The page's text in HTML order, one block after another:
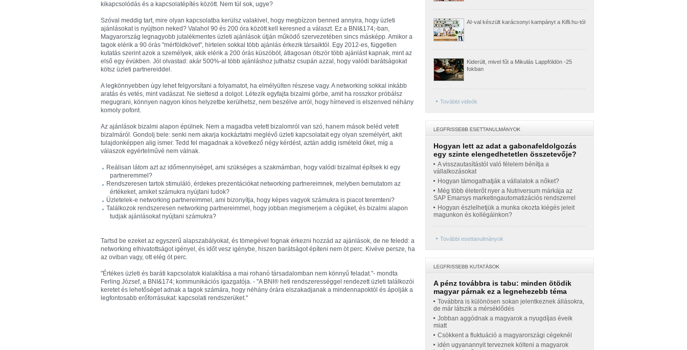
kikapcsolódás és a kapcsolatépítés között. Nem túl sok, ugye?
Szóval meddig tart, mire olyan kapcsolatba kerülsz valakivel, hogy megbízzon benned annyira, hogy üzleti
ajánlásokat is nyújtson neked? Valahol 90 és 200 óra között kell keresned a választ. Ez a BNI&174;-ban,
Magyarország legnagyobb jutalékmentes üzleti ajánlások útján működő szervezetében sincs másképp. Amikor a
tagok elérik a 90 órás "mérföldkövet", hirtelen sokkal több ajánlás érkezik társaiktól. Egy 2012-es, független
kutatás szerint azok a személyek, akik elérik a 200 órás küszöböt, átlagosan ötször több ajánlást kapnak, mint az
első egy évükben. Jól olvastad: akár 500%-al több ajánláshoz juthatsz csupán azzal, hogy valódi barátságokat
kötsz üzleti partnereiddel.
A legkönnyebben úgy lehet felgyorsítani a folyamatot, ha elmélyülten részese vagy. A networking sokkal inkább
aratás és vetés, mint vadászat. Ne siettesd a dolgot. Létezik egyfajta bizalmi görbe, amit ha rosszkor próbálsz
megugrani, könnyen nagyon kínos helyzetbe kerülhetsz, nem beszélve arról, hogy hírneved is elszenved néhány
komoly pofont.
Az ajánlások bizalmi alapon épülnek. Nem a magadba vetett bizalomról van szó, hanem mások beléd vetett
bizalmáról. Gondolj bele: senki nem akarja kockáztatni meglévő üzleti kapcsolatait egy olyan személyért, akit
tulajdonképpen alig ismer. Tedd fel magadnak a következő négy kérdést, aztán addig ismételd őket, míg a
válaszok egyértelművé nem válnak.
Reálisan látom azt az időmennyiséget, ami szükséges a szakmámban, hogy valódi bizalmat építsek ki egy
partneremmel?
Rendszeresen tartok stimuláló, érdekes prezentációkat networking partnereimnek, melyben bemutatom az
értékeket, amiket számukra nyújtani tudok?
Üzletelek-e networking partnereimmel, ami bizonyítja, hogy képes vagyok számukra is piacot teremteni?
Találkozok rendszeresen networking partnereimmel, hogy jobban megismerjem a cégüket, és bizalmi alapon
tudjak ajánlásokat nyújtani számukra?
Tartsd be ezeket az egyszerű alapszabályokat, és tömegével fognak érkezni hozzád az ajánlások, de ne feledd: a
networking elhivatottságot igényel, és időt vesz igénybe, hiszen barátságot építeni nem öt perc. Kivéve persze, ha
az oviban vagy, ott elég öt perc.
"Értékes üzleti és baráti kapcsolatok kialakítása a mai rohanó társadalomban nem könnyű feladat."- mondta
Ferling József, a BNI&174; kommunikációs igazgatója. - "A BNI® heti rendszerességgel rendezett üzleti találkozói
keretet és lehetőséget adnak a tagok számára, hogy néhány órára elszakadjanak a mindennapoktól és ápolják a
legfontosabb erőforrásukat: kapcsolati rendszerüket."
AI-val készült karácsonyi kampányt a Kifli.hu-tól
Kiderült, mivel fűt a Mikulás Lappföldön -25
fokban
További videók
Hogyan lett az adat a gabonafeldolgozás
egy szinte elengedhetetlen összetevője?
A visszautasítástól való félelem bénítja a
vállalkozásokat
Hogyan támogathatják a vállalatok a nőket?
Még több életerőt nyer a Nutriversum márkája az
SAP Emarsys marketingautomatizációs rendszerrel
Hogyan észlelhetjük a munka okozta kiégés jeleit
magunkon és kollégáinkon?
További esettanulmányok
A pénz továbbra is tabu: minden ötödik
magyar párnak ez a legnehezebb téma
Továbbra is különösen sokan jelentkeznek állásokra,
de már látszik a mérséklődés
Jobban aggódnak a magyarok a nyugdíjas éveik
miatt
Csökkent a fluktuáció a magyarországi cégeknél
idén ugyanannyit terveznek költeni a magyarok